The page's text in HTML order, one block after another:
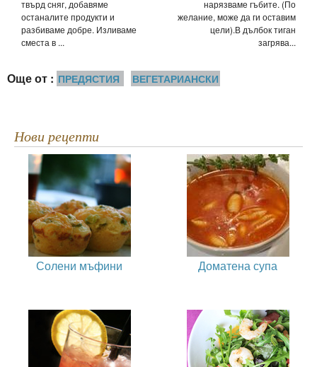
твърд сняг, добавяме
останалите продукти и
разбиваме добре. Изливаме
сместа в ...
нарязваме гъбите. (По
желание, може да ги оставим
цели).В дълбок тиган
загрява...
Още от : ПРЕДЯСТИЯ ВЕГЕТАРИАНСКИ
Нови рецепти
Солени мъфини Доматена супа